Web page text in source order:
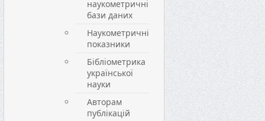
наукометричні
бази даних
Наукометричні
показники
Бібліометрика
української
науки
Авторам
публікацій